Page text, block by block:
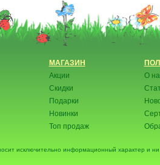
МАГАЗИН
Акции
Скидки
Подарки
Новинки
Топ продаж
О
исключительно информационный характер и